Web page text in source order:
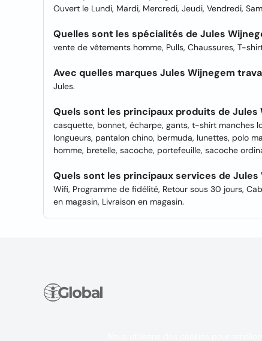
Ouvert le Lundi, Mardi, Mercredi, Jeudi, Vendredi,
Quelles sont les spécialités de Jules
vente de vêtements homme, Pulls, Chaussures, T-
Avec quelles marques Jules Wijnegem
Jules.
Quels sont les principaux produits de Jules
casquette, bonnet, écharpe, gants, t-shirt manches
longueurs, pantalon chino, bermuda, lunettes, polo
homme, bretelle, sacoche, portefeuille, sacoche
Quels sont les principaux services de Jules
Wifi, Programme de fidélité, Retour sous 30 jours,
en magasin, Livraison en magasin.